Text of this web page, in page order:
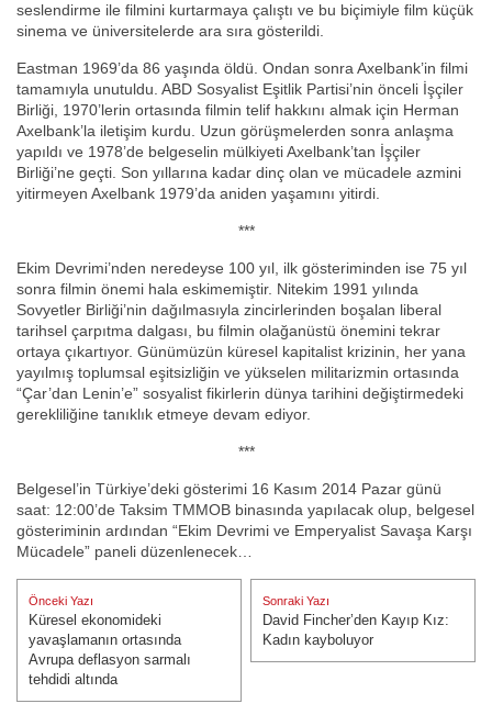
seslendirme ile filmini kurtarmaya çalıştı ve bu biçimiyle film küçük
sinema ve üniversitelerde ara sıra gösterildi.
Eastman 1969’da 86 yaşında öldü. Ondan sonra Axelbank’in filmi
tamamıyla unutuldu. ABD Sosyalist Eşitlik Partisi’nin önceli İşçiler
Birliği, 1970’lerin ortasında filmin telif hakkını almak için Herman
Axelbank’la iletişim kurdu. Uzun görüşmelerden sonra anlaşma
yapıldı ve 1978’de belgeselin mülkiyeti Axelbank’tan İşçiler
Birliği’ne geçti. Son yıllarına kadar dinç olan ve mücadele azmini
yitirmeyen Axelbank 1979’da aniden yaşamını yitirdi.
***
Ekim Devrimi’nden neredeyse 100 yıl, ilk gösteriminden ise 75 yıl
sonra filmin önemi hala eskimemiştir. Nitekim 1991 yılında
Sovyetler Birliği’nin dağılmasıyla zincirlerinden boşalan liberal
tarihsel çarpıtma dalgası, bu filmin olağanüstü önemini tekrar
ortaya çıkartıyor. Günümüzün küresel kapitalist krizinin, her yana
yayılmış toplumsal eşitsizliğin ve yükselen militarizmin ortasında
“Çar’dan Lenin’e” sosyalist fikirlerin dünya tarihini değiştirmedeki
gerekliliğine tanıklık etmeye devam ediyor.
***
Belgesel’in Türkiye’deki gösterimi 16 Kasım 2014 Pazar günü
saat: 12:00’de Taksim TMMOB binasında yapılacak olup, belgesel
gösteriminin ardından “Ekim Devrimi ve Emperyalist Savaşa Karşı
Mücadele” paneli düzenlenecek…
Yazı
gezinmesi
Önceki Yazı
Önceki Yazı:
Küresel ekonomideki
yavaşlamanın ortasında
Avrupa deflasyon sarmalı
tehdidi altında
Sonraki Yazı
Sonraki Yazı:
David Fincher’den Kayıp Kız:
Kadın kayboluyor